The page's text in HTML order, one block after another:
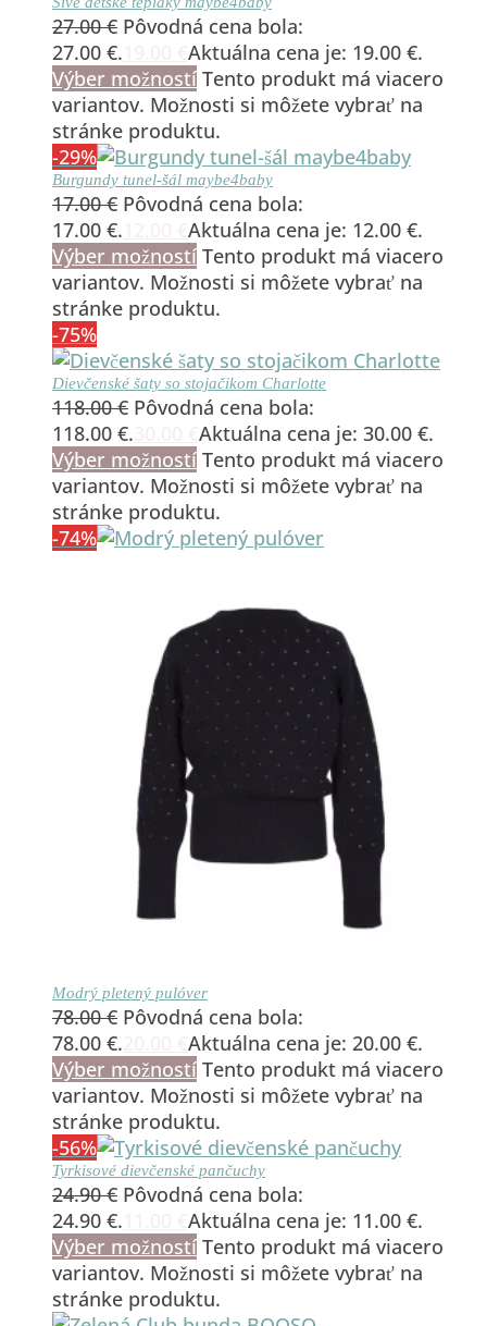
27.00€ Pôvodná cena bola:
27.00 €.
Aktuálna cena je: 19.00 €.
Výber možností Tento produkt má viacero
variantov. Možnosti si môžete vybrať na
stránke produktu.
-29%
Burgundy tunel-šál maybe4baby
17.00€ Pôvodná cena bola:
17.00 €.
Aktuálna cena je: 12.00 €.
Výber možností Tento produkt má viacero
variantov. Možnosti si môžete vybrať na
stránke produktu.
-75%
Dievčenské šaty so stojačikom Charlotte
118.00€ Pôvodná cena bola:
118.00 €.
Aktuálna cena je: 30.00 €.
Výber možností Tento produkt má viacero
variantov. Možnosti si môžete vybrať na
stránke produktu.
-74%
Modrý pletený pulóver
78.00€ Pôvodná cena bola:
78.00 €.
Aktuálna cena je: 20.00 €.
Výber možností Tento produkt má viacero
variantov. Možnosti si môžete vybrať na
stránke produktu.
-56%
Tyrkisové dievčenské pančuchy
24.90€ Pôvodná cena bola:
24.90 €.
Aktuálna cena je: 11.00 €.
Výber možností Tento produkt má viacero
variantov. Možnosti si môžete vybrať na
stránke produktu.